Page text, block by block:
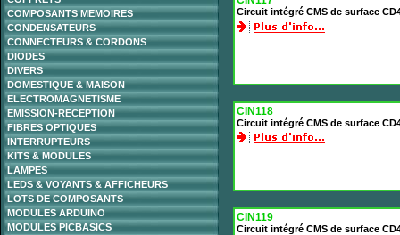
COMPOSANTS MEMOIRES
CONDENSATEURS
CONNECTEURS & CORDONS
DIODES
DIVERS
DOMESTIQUE & MAISON
ELECTROMAGNETISME
EMISSION-RECEPTION
FIBRES OPTIQUES
INTERRUPTEURS
KITS & MODULES
LAMPES
LEDS & VOYANTS & AFFICHEURS
LOTS DE COMPOSANTS
MODULES ARDUINO
MODULES PICBASICS
Circuit intégré CMS de surface
CIN118
Circuit intégré CMS de surface
CIN119
Circuit intégré CMS de surface